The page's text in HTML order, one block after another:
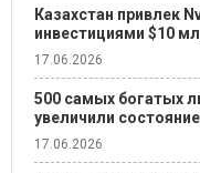
Казахстан привлек
инвестициями $10
17.06.2026
500 самых богатых
увеличили
17.06.2026